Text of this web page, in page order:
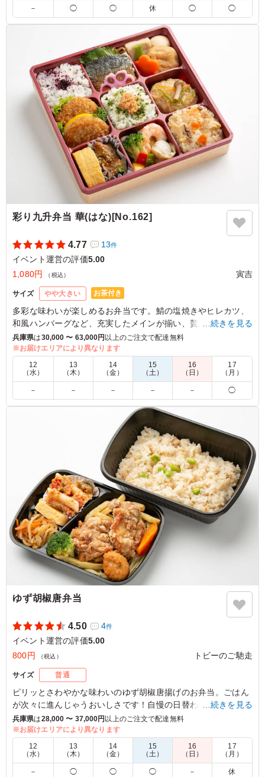
細かいところまで気を使って料理されています。見た目も
良く、美味しくいただきました。
イベント運営›イベントスタッフ
奈良県奈良市中登美ケ丘2025/06/03
－ ◯ ◯ 休 ◯ ◯
彩り九升弁当 華(はな)[No.162]
4.77 13件
イベント運営の評価5.00
1,080円
（税込） 寅吉
サイズ やや大きい お茶付き
多彩な味わいが楽しめるお弁当です。鯖の塩焼きやヒレカツ、
和風ハンバーグなど、充実したメインが揃い、贅沢なひととき
を演出します。会議やセミナーにぴったりな一品。寅吉の心を
込めたお弁当をぜひお楽しみください。
※季節により一部内容が変わる場合があります。
宇宙エレベーターロボット競技会
野菜あんかけの和風ハンバーグは優しい味わいで、ジュー
シーなロース豚カツや脂の乗った鯖の塩焼きなど、主役級
のおかずが揃い踏みです。特に、しそ・鮭ちりめん・鶏ご
ぼうと、三種の味わいが楽しめるご飯は、おかずとの組み
合わせを考えるのが楽しく、最後まで飽きずに美味しくい
ただけました。
ご利用シーン：イベント運営›イベントスタッフ
大阪府守口市松下町2025/09/24
…続きを見る
兵庫県は30,000 〜 63,000円以上のご注文で配達無料
※お届けエリアにより異なります
12
（水）
13
（木）
14
（金）
15
（土）
16
（日）
17
（月）
－ － － － － ◯
ゆず胡椒唐弁当
4.50 4件
イベント運営の評価5.00
800円
（税込） トビーのご馳走
サイズ 普通
ピリッとさわやかな味わいのゆず胡椒唐揚げのお弁当。ごはん
が次々に進んじゃうおいしさです！自慢の日替わり副菜ととも
にぜひお楽しみください。
※ご飯の種類を下記プルダウンよりお選びください。
※画像のご飯は「そぼろと枝豆の混ぜご飯(+30円)」です。
…続きを見る
兵庫県は28,000 〜 37,000円 以上のご注文で配達無料
※お届けエリアにより異なります
12
（水）
13
（木）
14
（金）
15
（土）
16
（日）
17
（月）
－ ◯ ◯ ◯ － 休